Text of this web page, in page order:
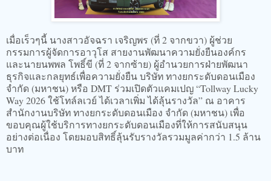
เมื่อเร็วๆนี้ นางสาวอัจฉรา เจริญพร (ที่ 2 จากขวา) ผู้ช่วย
กรรมการผู้จัดการอาวุโส สายงานพัฒนาความยั่งยืนองค์กร
และนายนพพล โพธิ์ขี (ที่ 2 จากซ้าย) ผู้อำนวยการฝ่ายพัฒนา
ธุรกิจและกลยุทธ์เพื่อความยั่งยืน บริษัท ทางยกระดับดอนเมือง
จำกัด (มหาชน) หรือ DMT ร่วมเปิดตัวแคมเปญ “Tollway Lucky
Way 2026 ใช้โทล์ลเวย์ ได้เวลาเพิ่ม ได้ลุ้นรางวัล” ณ อาคาร
สำนักงานบริษัท ทางยกระดับดอนเมือง จำกัด (มหาชน) เพื่อ
ขอบคุณผู้ใช้บริการทางยกระดับดอนเมืองที่ให้การสนับสนุน
อย่างต่อเนื่อง โดยมอบสิทธิ์ลุ้นรับรางวัลรวมมูลค่ากว่า 1.5 ล้าน
บาท